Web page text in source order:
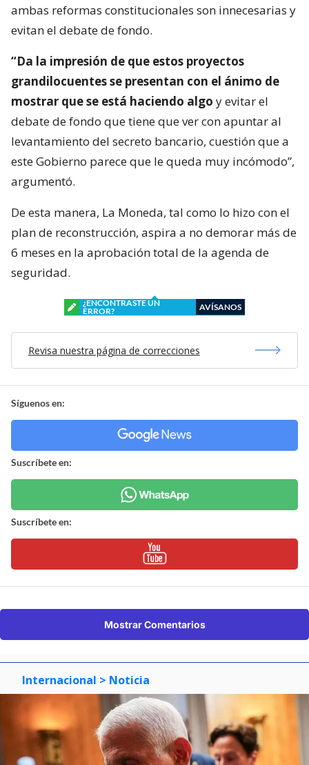
ambas reformas constitucionales son innecesarias y
evitan el debate de fondo.
“Da la impresión de que estos proyectos
grandilocuentes se presentan con el ánimo de
mostrar que se está haciendo algo y evitar el
debate de fondo que tiene que ver con apuntar al
levantamiento del secreto bancario, cuestión que a
este Gobierno parece que le queda muy incómodo”,
argumentó.
De esta manera, La Moneda, tal como lo hizo con el
plan de reconstrucción, aspira a no demorar más de
6 meses en la aprobación total de la agenda de
seguridad.
¿ENCONTRASTE UN
ERROR?
AVÍSANOS
Revisa nuestra página de correcciones
Síguenos en:
Suscríbete en:
Suscríbete en:
Mostrar Comentarios
Internacional > Noticia